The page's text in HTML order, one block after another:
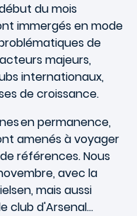
du mois
immergés en mode
de
majeurs,
internationaux,
de croissance.
en permanence,
amenés à voyager
références. Nous
avec la
mais aussi
club d'Arsenal…